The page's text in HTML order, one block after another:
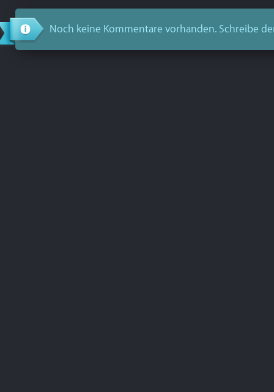
Noch keine Kommentare vorhanden. Schreibe